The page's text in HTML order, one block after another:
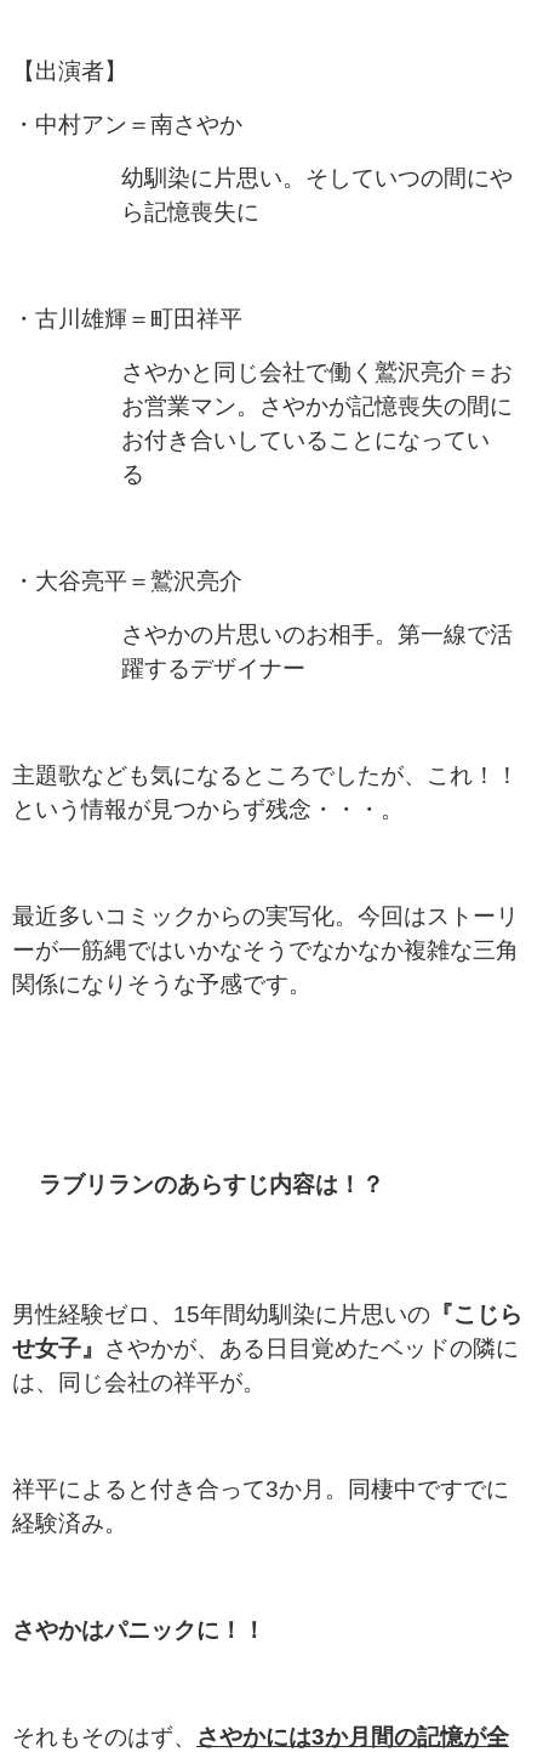
【出演者】
・中村アン＝南さやか
幼馴染に片思い。そしていつの間にや
ら記憶喪失に
・古川雄輝＝町田祥平
さやかと同じ会社で働く鷲沢亮介＝お
お営業マン。さやかが記憶喪失の間に
お付き合いしていることになってい
る
・大谷亮平＝鷲沢亮介
さやかの片思いのお相手。第一線で活
躍するデザイナー
主題歌なども気になるところでしたが、これ！！
という情報が見つからず残念・・・。
最近多いコミックからの実写化。今回はストーリ
ーが一筋縄ではいかなそうでなかなか複雑な三角
関係になりそうな予感です。
ラブリランのあらすじ内容は！？
男性経験ゼロ、15年間幼馴染に片思いの 『こじら
せ女子』 さやかが、ある日目覚めたベッドの隣に
は、同じ会社の祥平が。
祥平によると付き合って3か月。同棲中ですでに
経験済み。
さやかはパニックに！！
それもそのはず、 さやかには3か月間の記憶が全